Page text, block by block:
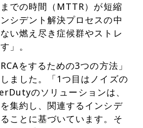
での時間（MTTR）が短縮
シデント解決プロセスの中
い燃え尽き症候群やストレ
」。
をするための3つの方法」
ました。「1つ目はノイズの
のソリューションは、
集約し、関連するインシデ
ことに基づいています。そ